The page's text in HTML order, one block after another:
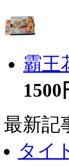
霸王
1500
最新記
タイ